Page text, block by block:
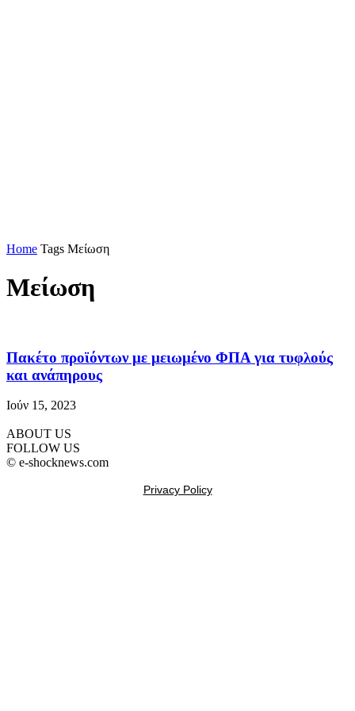
Home Tags Μείωση
Μείωση
Πακέτο προϊόντων με μειωμένο ΦΠΑ για τυφλούς
και ανάπηρους
Ιούν 15, 2023
ABOUT US
FOLLOW US
© e-shocknews.com
Privacy Policy